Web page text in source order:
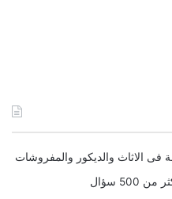
فى الاثاث والديكور والمفروشات
سؤال